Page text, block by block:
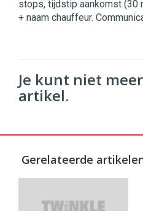
stops, tijdstip aankomst (30
+ naam chauffeur.
Je kunt niet
artikel.
Gerelateerde